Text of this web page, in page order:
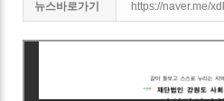
뉴스바로가기 https://naver.me/